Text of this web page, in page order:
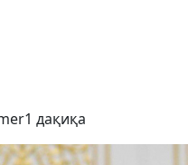
1 дақиқа